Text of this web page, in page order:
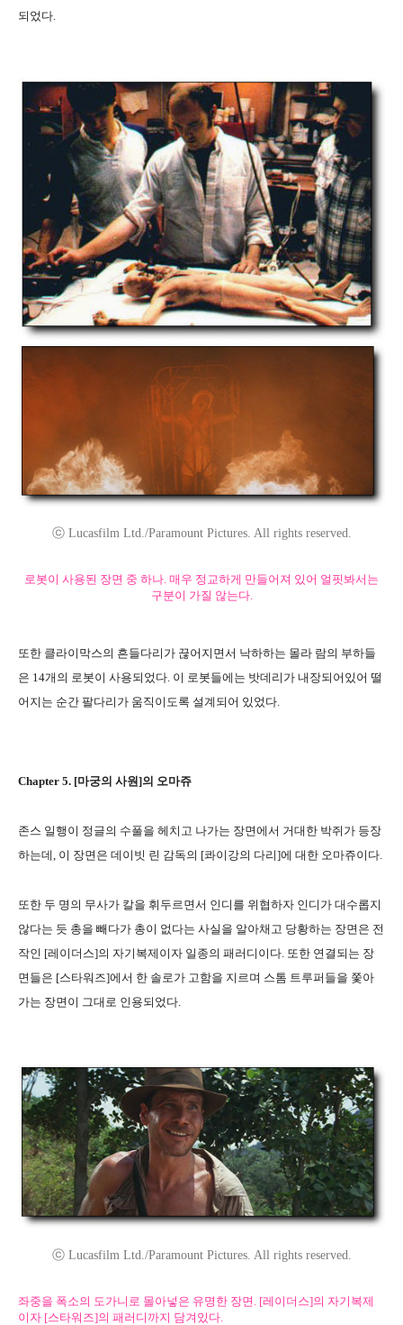
되었다.
ⓒ Lucasfilm Ltd./Paramount Pictures. All rights reserved.
로봇이 사용된 장면 중 하나. 매우 정교하게 만들어져 있어 얼핏봐서는
구분이 가질 않는다.
또한 클라이막스의 흔들다리가 끊어지면서 낙하하는 몰라 람의 부하들
은 14개의 로봇이 사용되었다. 이 로봇들에는 밧데리가 내장되어있어 떨
어지는 순간 팔다리가 움직이도록 설계되어 있었다.
Chapter 5. [마궁의 사원]의 오마쥬
존스 일행이 정글의 수풀을 헤치고 나가는 장면에서 거대한 박쥐가 등장
하는데, 이 장면은 데이빗 린 감독의 [콰이강의 다리]에 대한 오마쥬이다.
또한 두 명의 무사가 칼을 휘두르면서 인디를 위협하자 인디가 대수롭지
않다는 듯 총을 빼다가 총이 없다는 사실을 알아채고 당황하는 장면은 전
작인 [레이더스]의 자기복제이자 일종의 패러디이다. 또한 연결되는 장
면들은 [스타워즈]에서 한 솔로가 고함을 지르며 스톰 트루퍼들을 쫓아
가는 장면이 그대로 인용되었다.
ⓒ Lucasfilm Ltd./Paramount Pictures. All rights reserved.
좌중을 폭소의 도가니로 몰아넣은 유명한 장면. [레이더스]의 자기복제
이자 [스타워즈]의 패러디까지 담겨있다.